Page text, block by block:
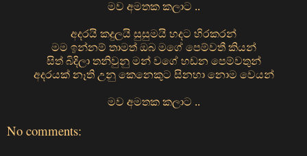
මව අමතක කලාට ..
අදරයි කදුලයි සුසුමයි හදට හිරකරන්
මම ඉන්නම් තාමත් ඔබ මගේ පෙම්වතී කියන්
සිත් බිදිලා තනිවුනු මන් වගේ හඩන පෙම්වතුන්
අදරයක් නෑති උනු කෙනෙකුට සිනහා නොම වෙයන්
මව අමතක කලාට ..
No comments: